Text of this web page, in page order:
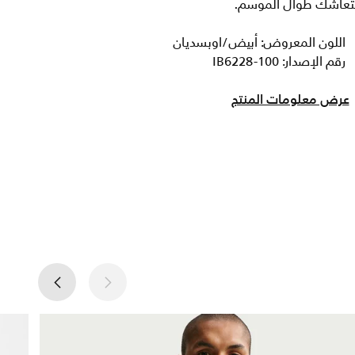
طوال الموسم.
اللون المعروض: أبيض/اوبسديان
رقم الإصدار: IB6228-100
عرض معلومات المنتج